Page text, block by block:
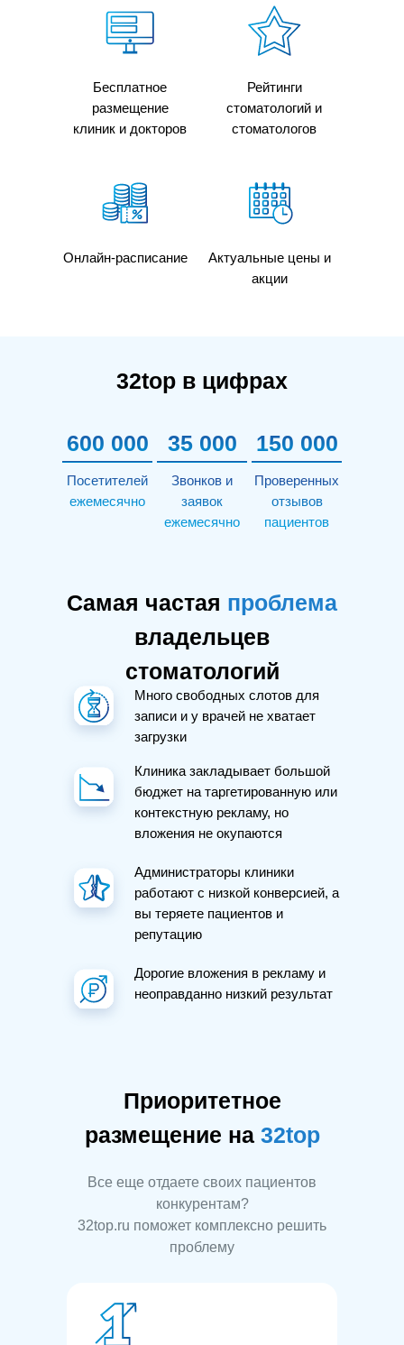
Актуальные цены и
акции
Рейтинги
стоматологий и
стоматологов
Онлайн-расписание
Бесплатное
размещение
клиник и докторов
600 000
Посетителей
ежемесячно
35 000
Звонков и
заявок
ежемесячно
150 000
Проверенных
отзывов
пациентов
32top в цифрах
Дорогие вложения в рекламу и
неоправданно низкий результат
Клиника закладывает большой
бюджет на таргетированную или
контекстную рекламу, но
вложения не окупаются
Администраторы клиники
работают с низкой конверсией, а
вы теряете пациентов и
репутацию
Много свободных слотов для
записи и у врачей не хватает
загрузки
Самая частая проблема
владельцев
стоматологий
Приоритетное
размещение на 32top
Все еще отдаете своих пациентов
конкурентам?
32top.ru поможет комплексно решить
проблему